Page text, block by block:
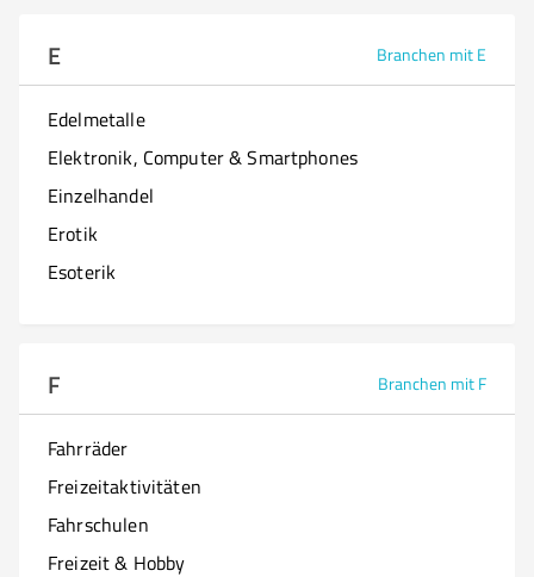
E Branchen mit E
Edelmetalle
Elektronik, Computer & Smartphones
Einzelhandel
Erotik
Esoterik
F Branchen mit F
Fahrräder
Freizeitaktivitäten
Fahrschulen
Freizeit & Hobby